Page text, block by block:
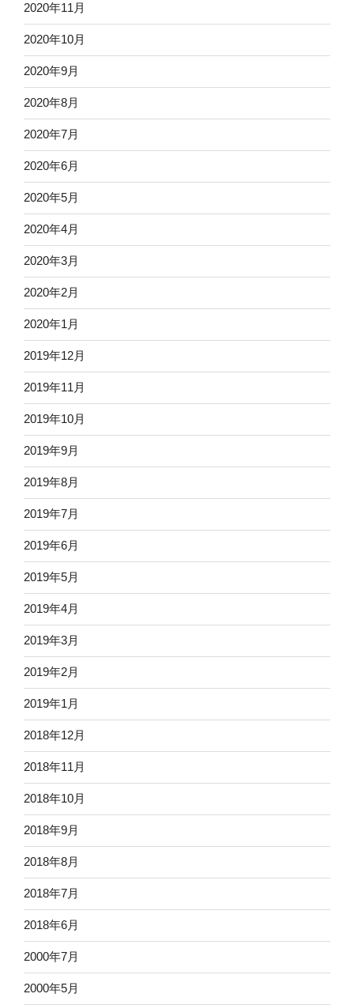
2020年11月
2020年10月
2020年9月
2020年8月
2020年7月
2020年6月
2020年5月
2020年4月
2020年3月
2020年2月
2020年1月
2019年12月
2019年11月
2019年10月
2019年9月
2019年8月
2019年7月
2019年6月
2019年5月
2019年4月
2019年3月
2019年2月
2019年1月
2018年12月
2018年11月
2018年10月
2018年9月
2018年8月
2018年7月
2018年6月
2000年7月
2000年5月